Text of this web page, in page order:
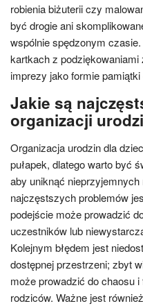
robienia biżuterii czy
być drogie ani
wspólnie spędzonym
kartkach z
imprezy jako formie
Jakie są
organizacji
Organizacja urodzin dla
pułapek, dlatego warto być
aby uniknąć
najczęstszych problemów
podejście może prowadzić
uczestników lub
Kolejnym błędem jest
dostępnej przestrzeni; zbyt
może prowadzić do chaosu
rodziców. Ważne jest